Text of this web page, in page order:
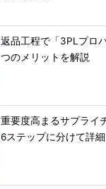
返品工程で「3PLプロ
つのメリットを解説
重要度高まるサプライ
6ステップに分けて詳